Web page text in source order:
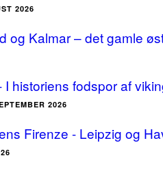
2026
og Kalmar – det gamle
I historiens fodspor af
2026
Firenze - Leipzig og